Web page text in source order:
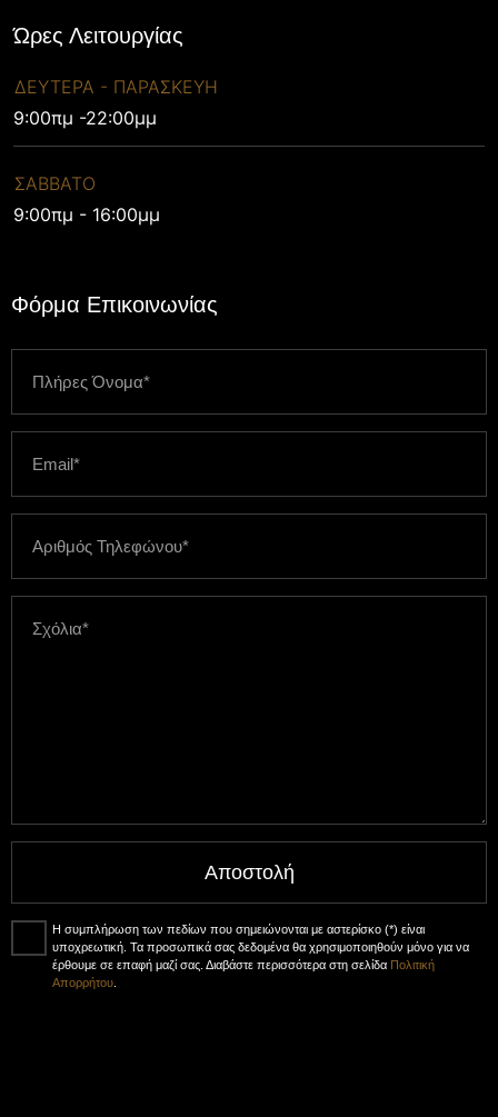
Ώρες Λειτουργίας
ΔΕΥΤΕΡΑ - ΠΑΡΑΣΚΕΥΗ
9:00πμ -22:00μμ
ΣΑΒΒΑΤΟ
9:00πμ - 16:00μμ
Φόρμα Επικοινωνίας
Η συμπλήρωση των πεδίων που σημειώνονται με αστερίσκο (*) είναι
υποχρεωτική. Τα προσωπικά σας δεδομένα θα χρησιμοποιηθούν μόνο για να
έρθουμε σε επαφή μαζί σας. Διαβάστε περισσότερα στη σελίδα Πολιτική
Απορρήτου
Αποστολή